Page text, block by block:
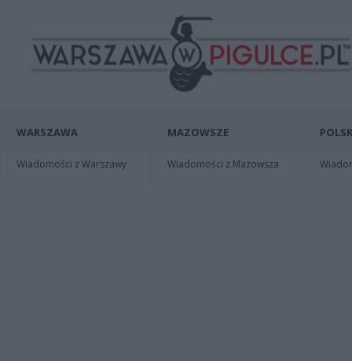
WARSZAWA
Wiadomości z Warszawy
MAZOWSZE
Wiadomości z Mazowsza